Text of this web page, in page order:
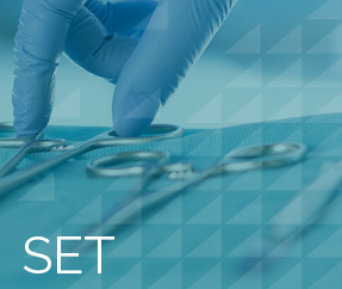
SET